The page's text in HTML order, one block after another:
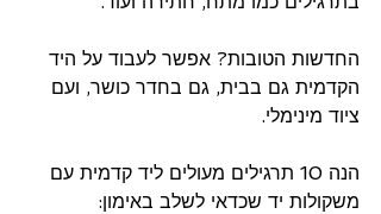
החדשות הטובות? אפשר לעבוד על היד
הקדמית גם בבית, גם בחדר כושר, ועם
ציוד מינימלי.
הנה 10 תרגילים מעולים ליד קדמית עם
משקולות יד שכדאי לשלב באימון: